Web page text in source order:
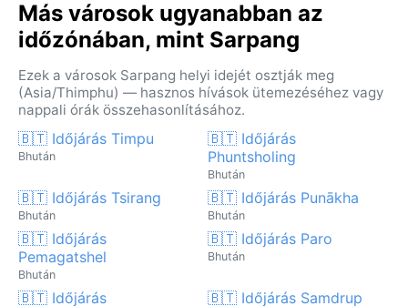
Más városok ugyanabban az
időzónában, mint Sarpang
Ezek a városok Sarpang helyi idejét osztják meg
(Asia/Thimphu) — hasznos hívások ütemezéséhez vagy
nappali órák összehasonlításához.
🇧🇹 Időjárás Timpu
Bhután
🇧🇹 Időjárás
Phuntsholing
Bhután
🇧🇹 Időjárás Tsirang
Bhután
🇧🇹 Időjárás Punākha
Bhután
🇧🇹 Időjárás
Pemagatshel
Bhután
🇧🇹 Időjárás Paro
Bhután
🇧🇹 Időjárás
🇧🇹 Időjárás Samdrup